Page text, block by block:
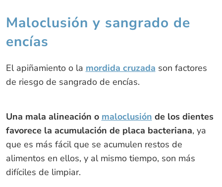
Maloclusión y sangrado de
encías
El apiñamiento o la mordida cruzada son factores
de riesgo de sangrado de encías.
Una mala alineación o maloclusión de los dientes
favorece la acumulación de placa bacteriana, ya
que es más fácil que se acumulen restos de
alimentos en ellos, y al mismo tiempo, son más
difíciles de limpiar.